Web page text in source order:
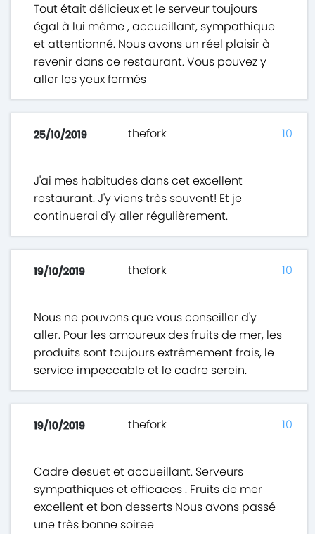
Tout était délicieux et le serveur toujours
égal à lui même , accueillant, sympathique
et attentionné. Nous avons un réel plaisir à
revenir dans ce restaurant. Vous pouvez y
aller les yeux fermés
25/10/2019 thefork
J'ai mes habitudes dans cet excellent
restaurant. J'y viens très souvent! Et je
continuerai d'y aller régulièrement.
10
19/10/2019 thefork
Nous ne pouvons que vous conseiller d'y
aller. Pour les amoureux des fruits de mer, les
produits sont toujours extrêmement frais, le
service impeccable et le cadre serein.
10
19/10/2019 thefork
Cadre desuet et accueillant. Serveurs
sympathiques et efficaces . Fruits de mer
excellent et bon desserts Nous avons passé
une très bonne soiree
10